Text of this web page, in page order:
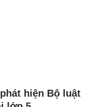
hiện Bộ luật